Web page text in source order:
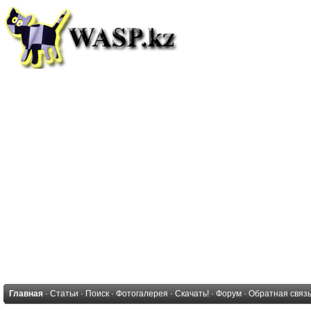
Главная · Статьи · Поиск · Фотогалерея · Скачать! · Форум · Обратная связь